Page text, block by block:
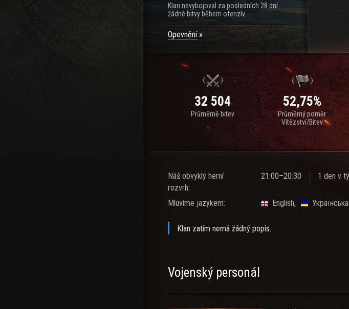
Klan nevybojoval za posledních 28 dní
žádné bitvy během ofenzív.
Opevnění
32 504
Průměrně bitev
52,75%
Průměrný poměr
Vítězství/Bitev
Náš obvyklý herní
rozvrh:
21:00–20:30 1 den v
Mluvíme jazykem: English Українська
Klan zatím nemá žádný popis.
Vojenský personál